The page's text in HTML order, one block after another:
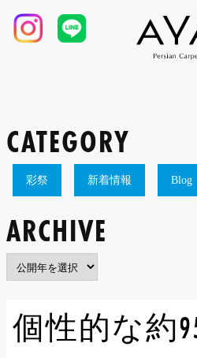
CATEGORY
彩祭 新着情報 Blog
ARCHIVE
個性的な約